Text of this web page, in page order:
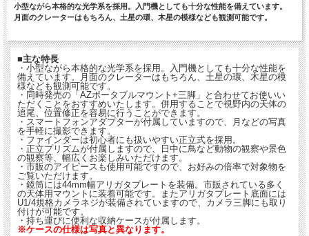
小型ながら本格的な光学系を採用。入門機としても十分な性能を備えています。
月面のクレーターはもちろん、土星の環、木星の模様なども観測可能です。
■主な特長
・小型ながら本格的な光学系を採用。入門機としても十分な性能を
備えています。月面のクレーターはもちろん、土星の環、木星の模
様なども観測可能です。
・同時発売の「AZポータブルマウント+三脚」と合わせてお使いい
ただくことをおすすめいたします。併用することで視野内の天体の
追尾、位置修正を容易に行うことができます。
・スマートフォンアダプターが付属していますので、月などの写真
を手軽に撮影できます。
・ファインダーは初心者にも扱いやすい正立式を採用。
・正立プリズムが付属しますので、日中に鳥など動物の観察や景色
の観察等、幅広くお楽しみいただけます。
・市販のアイピースも使用可能ですので、お好みの倍率で対象物を
ご覧いただけます。
・鏡筒には44mm幅アリガタプレートを装備。市販されている多く
の天体用マウントに装着可能です。またアリガタプレート底面には
U1/4規格カメラネジが装備されていますので、カメラ三脚にも取り
付けが可能です。
・持ち運びに便利な収納ケースが付属します。
※ケースの仕様は写真と異なります。